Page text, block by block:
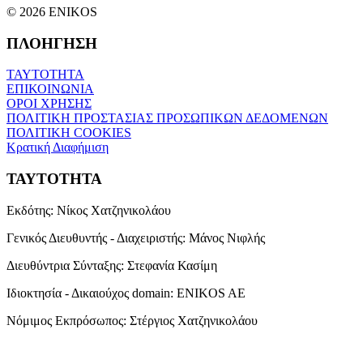
© 2026 ENIKOS
ΠΛΟΗΓΗΣΗ
ΤΑΥΤΟΤΗΤΑ
ΕΠΙΚΟΙΝΩΝΙΑ
ΟΡΟΙ ΧΡΗΣΗΣ
ΠΟΛΙΤΙΚΗ ΠΡΟΣΤΑΣΙΑΣ ΠΡΟΣΩΠΙΚΩΝ ΔΕΔΟΜΕΝΩΝ
ΠΟΛΙΤΙΚΗ COOKIES
Κρατική Διαφήμιση
ΤΑΥΤΟΤΗΤΑ
Εκδότης: Νίκος Χατζηνικολάου
Γενικός Διευθυντής - Διαχειριστής: Μάνος Νιφλής
Διευθύντρια Σύνταξης: Στεφανία Κασίμη
Ιδιοκτησία - Δικαιούχος domain: ENIKOS AE
Νόμιμος Εκπρόσωπος: Στέργιος Χατζηνικολάου